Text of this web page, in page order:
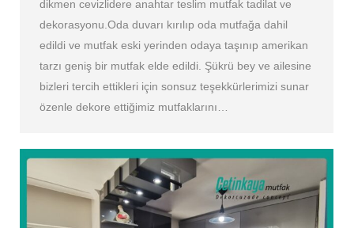
dikmen cevizlidere anahtar teslim mutfak tadilat ve
dekorasyonu.Oda duvarı kırılıp oda mutfağa dahil
edildi ve mutfak eski yerinden odaya taşınıp amerikan
tarzı geniş bir mutfak elde edildi. Şükrü bey ve ailesine
bizleri tercih ettikleri için sonsuz teşekkürlerimizi sunar
özenle dekore ettiğimiz mutfaklarını…